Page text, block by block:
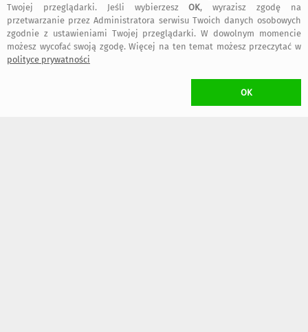
Jolanta: Praca jest bardzo ładna.
Twojej przeglądarki. Jeśli wybierzeszOK, wyrazisz zgodę na
przetwarzanie przez Administratora serwisu Twoich danych osobowych
zgodnie z ustawieniami Twojej przeglądarki. W dowolnym momencie
możesz wycofać swoją zgodę. Więcej na ten temat możesz przeczytać w
polityce prywatności
OK